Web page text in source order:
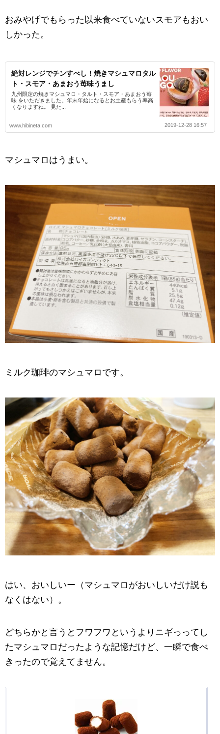
おみやげでもらった以来食べていないスモアもおい
しかった。
絶対レンジでチンすべし！焼きマシュマロタル
ト・スモア・あまおう苺味うまし
九州限定の焼きマシュマロ・タルト・スモア・あまおう苺
味 をいただきました。年末年始になるとお土産もらう率高
くなりますね。 見た...
www.hibineta.com 2019-12-28 16:57
マシュマロはうまい。
ミルク珈琲のマシュマロです。
はい、おいしいー（マシュマロがおいしいだけ説も
なくはない）。
どちらかと言うとフワフワというよりニギっってし
たマシュマロだったような記憶だけど、一瞬で食べ
きったので覚えてません。